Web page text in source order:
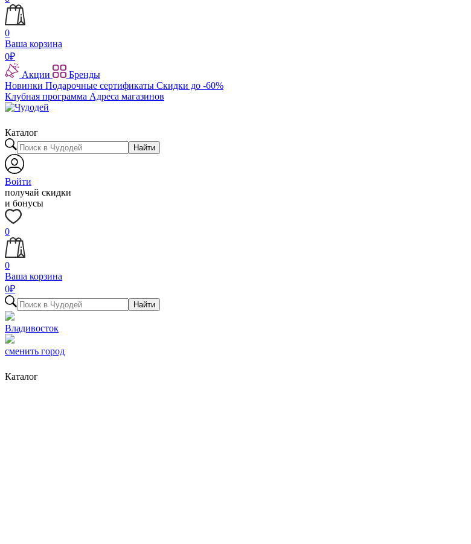
0
Ваша корзина
0₽
Акции
Бренды
Новинки Подарочные сертификаты Скидки до -60%
Клубная программа Адреса магазинов
Каталог
Найти
Войти
получай скидки
и бонусы
0
0
Ваша корзина
0₽
Найти
Владивосток
сменить город
Каталог